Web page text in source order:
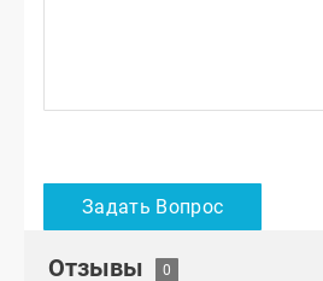
Отзывы